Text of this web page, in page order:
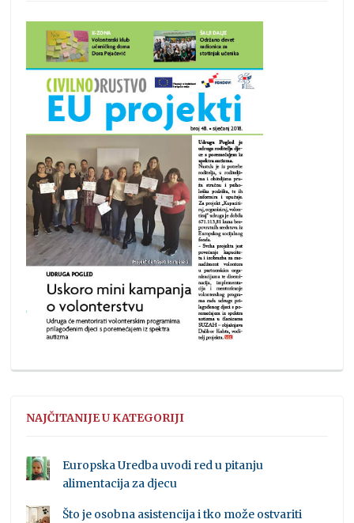
NAJČITANIJE U KATEGORIJI
Europska Uredba uvodi red u pitanju
alimentacija za djecu
Što je osobna asistencija i tko može ostvariti